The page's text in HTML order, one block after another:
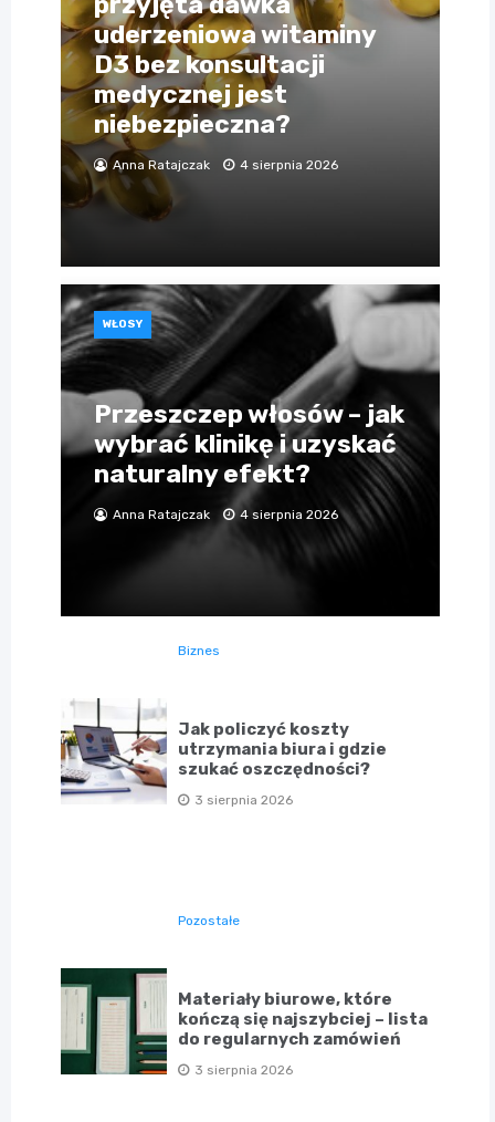
uderzeniowa witaminy
D3 bez konsultacji
medycznej jest
niebezpieczna?
Anna Ratajczak 4 sierpnia 2026
WŁOSY
Przeszczep włosów – jak
wybrać klinikę i uzyskać
naturalny efekt?
Anna Ratajczak 4 sierpnia 2026
Biznes
Jak policzyć koszty
utrzymania biura i gdzie
szukać oszczędności?
3 sierpnia 2026
Pozostałe
Materiały biurowe, które
kończą się najszybciej – lista
do regularnych zamówień
3 sierpnia 2026